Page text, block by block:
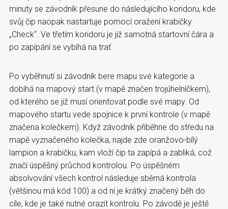
minuty se závodník přesune do následujícího koridoru, kde
svůj čip naopak nastartuje pomocí oražení krabičky
„Check“. Ve třetím koridoru je již samotná startovní čára a
po zapípání se vybíhá na trať.
Po vyběhnutí si závodník bere mapu své kategorie a
dobíhá na mapový start (v mapě značen trojúhelníčkem),
od kterého se již musí orientovat podle své mapy. Od
mapového startu vede spojnice k první kontrole (v mapě
značena kolečkem). Když závodník přiběhne do středu na
mapě vyznačeného kolečka, najde zde oranžovo-bílý
lampion a krabičku, kam vloží čip ta zapípá a zabliká, což
značí úspěšný průchod kontrolou. Po úspěšném
absolvování všech kontrol následuje sběrná kontrola
(většinou má kód 100) a od ní je krátký značený běh do
cíle, kde je také nutné orazit kontrolu. Po závodě je ještě